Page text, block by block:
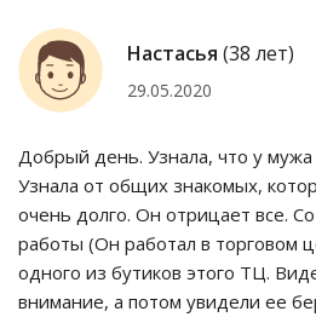
Настасья (38 лет)
29.05.2020
Добрый день. Узнала, что у
Узнала от общих знакомых,
очень долго. Он отрицает все. Со
работы (Он работал в торговом
одного из бутиков этого ТЦ.
внимание, а потом увидели ее